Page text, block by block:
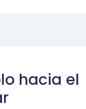
hacia el